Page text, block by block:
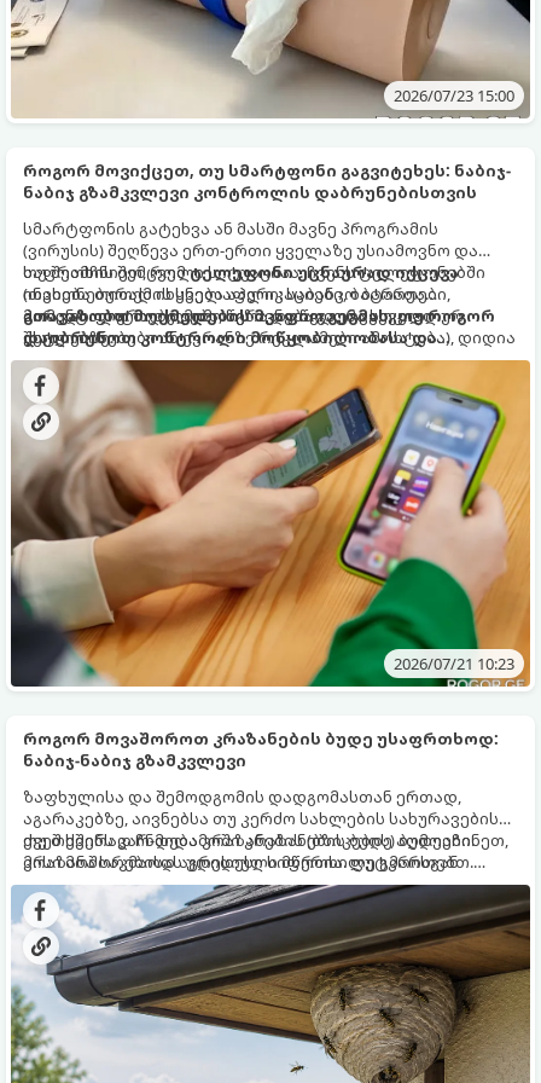
2026/07/23 15:00
როგორ მოვიქცეთ, თუ სმარტფონი გაგვიტეხეს: ნაბიჯ-
ნაბიჯ გზამკვლევი კონტროლის დაბრუნებისთვის
სმარტფონის გატეხვა ან მასში მავნე პროგრამის
(ვირუსის) შეღწევა ერთ-ერთი ყველაზე უსიამოვნო და
საფრთხის შემცველი სიტუაციაა. ჩვენს ტელეფონებში
ინახება თითქმის ყველაფერი: საბანკო ბარათები,
პირადი ფოტოები, მიმოწერა და წვდომა სოციალურ
ქსელებზე.
თუ შეამჩნიეთ, რომტელეფონი უცნაურად იქცევა
(თვითნებურად იხსნება აპლიკაციები, ბატარეა
მომენტალურად ჯდება, იგზავნება გაურკვეველი
შეტყობინებები ან ეკრანზე რეკლამები ამოხტება), დიდია
ალბათობა, რომ მოწყობილობაზე წვდომა თაღლითებმა
მოიპოვეს.
გთავაზობთ მოქმედების მკაფიო გეგმას, თუ როგორ
დაიბრუნოთ კონტროლი მოწყობილობასა და
მონაცემებზე.
2026/07/21 10:23
როგორ მოვაშოროთ კრაზანების ბუდე უსაფრთხოდ:
ნაბიჯ-ნაბიჯ გზამკვლევი
ზაფხულისა და შემოდგომის დადგომასთან ერთად,
აგარაკებზე, აივნებსა თუ კერძო სახლების სახურავების
ქვეშ ხშირად ჩნდება კრაზანების (ბზიკების) ბუდეები.
კრაზანა საკმაოდ აგრესიული მწერია. ფუტკრისგან
განსხვავებით, მას შეუძლია ადამიანს რამდენჯერმე
უკბინოს, მისი შხამი კი ძლიერ ტკივილს, შეშუპებას და
საფრთხის შემცველ ალერგიულ რეაქციებს
(ანაფილაქსიურ შოკს) იწვევს.
თუ თქვენს კარ-მიდამოში კრაზანების ბუდე აღმოაჩინეთ,
მისი მოშორებისას უდიდესი სიფრთხილე გმართებთ.
გთავაზობთ დეტალურ ინსტრუქციას, თუ როგორ
გააკეთოთ ეს უსაფრთხოდ, ყოველგვარი ტრავმების
გარეშე.